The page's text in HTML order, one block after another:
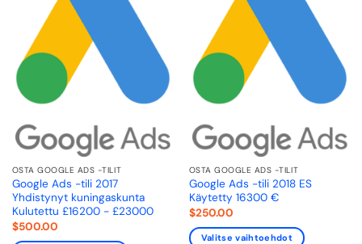
OSTA GOOGLE ADS -TILIT
Google Ads -tili 2017
Yhdistynyt kuningaskunta
Kulutettu £16200 - £23000
$500.00
OSTA GOOGLE ADS -TILIT
Google Ads -tili 2018 ES
Käytetty 16300 €
$250.00
Valitse vaihtoehdot